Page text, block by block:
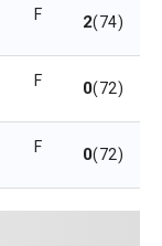
F 2(74)
F 0(72)
F 0(72)